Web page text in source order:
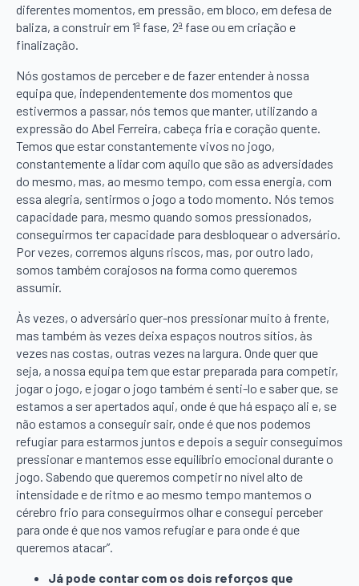
diferentes momentos, em pressão, em bloco, em defesa de
baliza, a construir em 1ª fase, 2ª fase ou em criação e
finalização.
Nós gostamos de perceber e de fazer entender à nossa
equipa que, independentemente dos momentos que
estivermos a passar, nós temos que manter, utilizando a
expressão do Abel Ferreira, cabeça fria e coração quente.
Temos que estar constantemente vivos no jogo,
constantemente a lidar com aquilo que são as adversidades
do mesmo, mas, ao mesmo tempo, com essa energia, com
essa alegria, sentirmos o jogo a todo momento. Nós temos
capacidade para, mesmo quando somos pressionados,
conseguirmos ter capacidade para desbloquear o adversário.
Por vezes, corremos alguns riscos, mas, por outro lado,
somos também corajosos na forma como queremos
assumir.
Às vezes, o adversário quer-nos pressionar muito à frente,
mas também às vezes deixa espaços noutros sítios, às
vezes nas costas, outras vezes na largura. Onde quer que
seja, a nossa equipa tem que estar preparada para competir,
jogar o jogo, e jogar o jogo também é senti-lo e saber que, se
estamos a ser apertados aqui, onde é que há espaço ali e, se
não estamos a conseguir sair, onde é que nos podemos
refugiar para estarmos juntos e depois a seguir conseguimos
pressionar e mantemos esse equilíbrio emocional durante o
jogo. Sabendo que queremos competir no nível alto de
intensidade e de ritmo e ao mesmo tempo mantemos o
cérebro frio para conseguirmos olhar e consegui perceber
para onde é que nos vamos refugiar e para onde é que
queremos atacar”.
Já pode contar com os dois reforços que